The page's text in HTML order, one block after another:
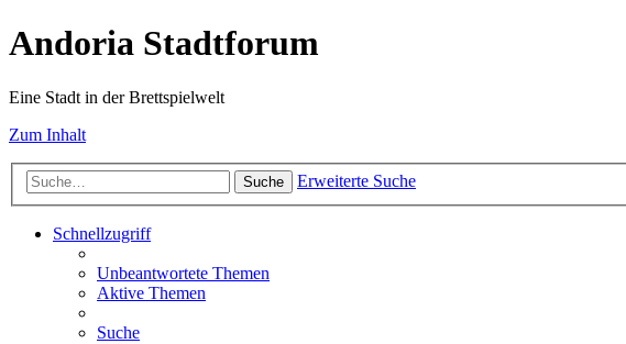
Andoria Stadtforum
Eine Stadt in der Brettspielwelt
Zum Inhalt
Suche Erweiterte Suche
Schnellzugriff
Unbeantwortete Themen
Aktive Themen
Suche